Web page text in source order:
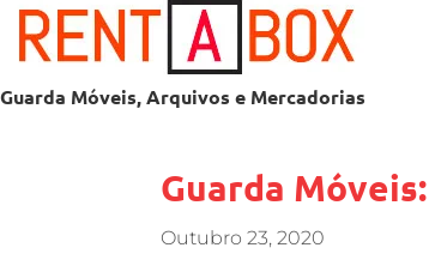
Guarda Móveis, Arquivos e Mercadorias
Guarda
Outubro 23, 2020